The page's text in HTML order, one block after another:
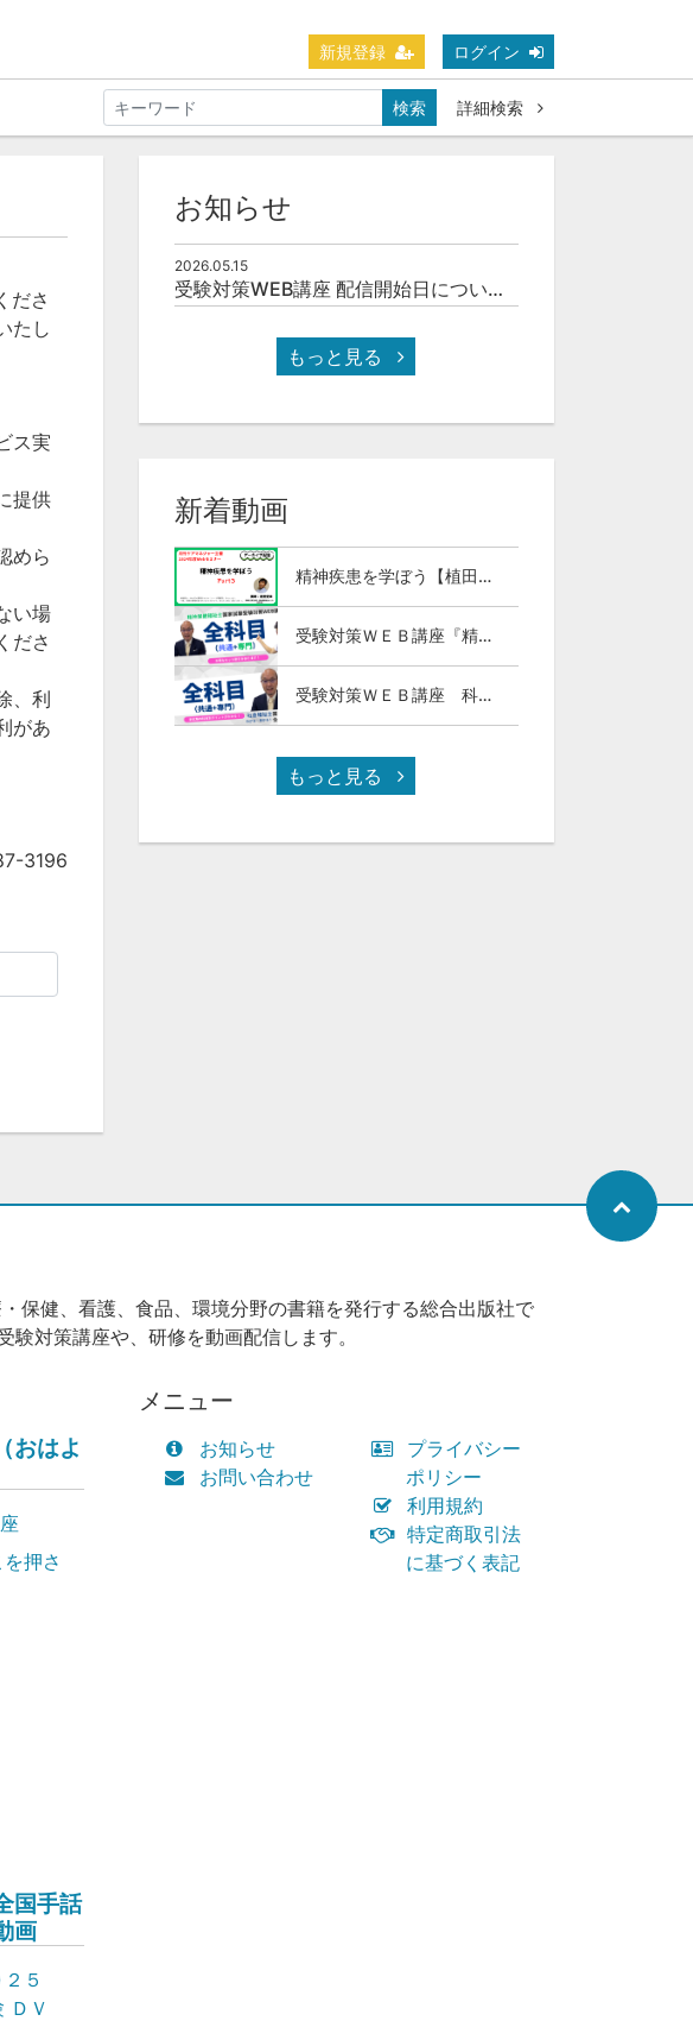
新規登録 ログイン
検索
詳細検索
ださ
たし
ス実
提供
めら
い場
ださ
、利
があ
3196
お知らせ
2026.05.15
受験対策WEB講座 配信開始日について(予定)
もっと見る
新着動画
精神疾患を学ぼう【植田俊幸氏】Part３
受験対策ＷＥＢ講座『精神保健福祉士国試ナビ［専門科目］２０２７』＆「科目別の重要ポイントがわかる！社会福祉士合格講座２０２７［共通科目］」
受験対策ＷＥＢ講座 科目別の重要ポイントがわかる！社会福祉士合格講座２０２７（全セット）
もっと見る
保健、看護、食品、環境分野の書籍を発行する総合出版社で
対策講座や、研修を動画配信します。
おはよ
押さ
国手話
画
５
ＤＶ
メニュー
お知らせ
お問い合わせ
プライバシー
ポリシー
利用規約
特定商取引法
に基づく表記